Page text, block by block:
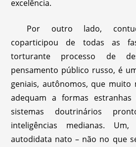
excelência.
Por outro lado,
coparticipou de todas as
torturante processo de
pensamento público russo, é
geniais, autônomos, que muito
adequam a formas
sistemas doutrinários
inteligências medianas.
autodidata nato – não no que